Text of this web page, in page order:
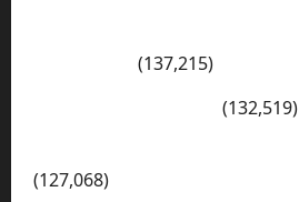
(137,215)
(132,519)
(127,068)